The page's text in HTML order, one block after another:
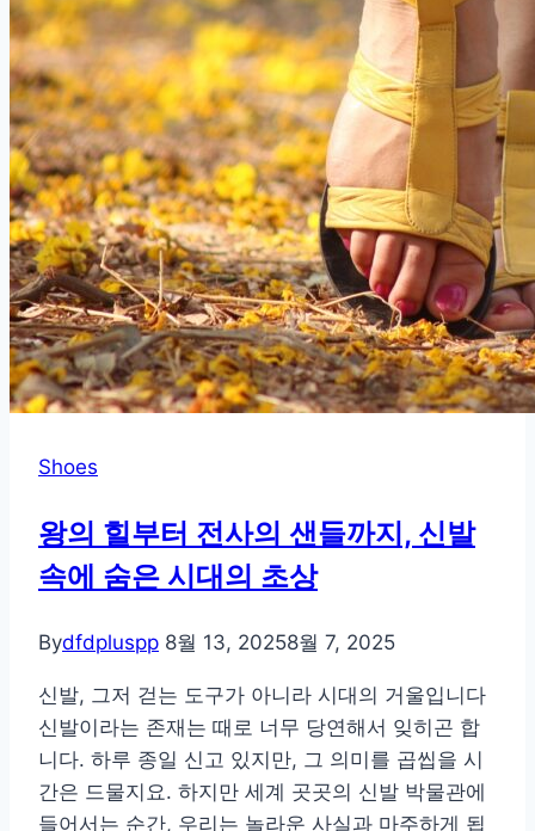
장
마
철
안
전
하
게
걷
는
법
Shoes
왕의 힐부터 전사의 샌들까지, 신발
속에 숨은 시대의 초상
Bydfdpluspp 8월 13, 20258월 7, 2025
신발, 그저 걷는 도구가 아니라 시대의 거울입니다
신발이라는 존재는 때로 너무 당연해서 잊히곤 합
니다. 하루 종일 신고 있지만, 그 의미를 곱씹을 시
간은 드물지요. 하지만 세계 곳곳의 신발 박물관에
들어서는 순간, 우리는 놀라운 사실과 마주하게 됩